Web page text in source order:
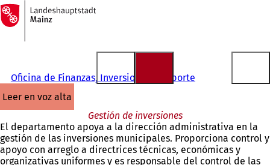
Saltar al contenido
A
la
página
Oficina de Finanzas, Inversiones y Deporte
leer en voz alta
Gestión de inversiones
El departamento apoya a la dirección administrativa en la
gestión de las inversiones municipales. Proporciona control y
apoyo con arreglo a directrices técnicas, económicas y
organizativas uniformes y es responsable del control de las